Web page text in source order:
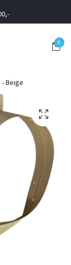
0
- Beige